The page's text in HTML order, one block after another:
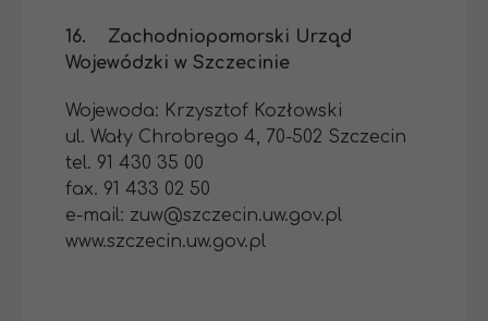
16. Zachodniopomorski Urząd
Wojewódzki w Szczecinie
Wojewoda: Krzysztof Kozłowski
ul. Wały Chrobrego 4, 70-502 Szczecin
tel. 91 430 35 00
fax. 91 433 02 50
e-mail: zuw@szczecin.uw.gov.pl
www.szczecin.uw.gov.pl